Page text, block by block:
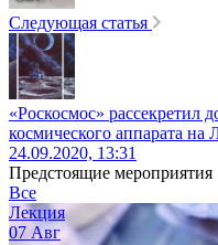
Следующая статья
«Роскосмос» рассекретил
космического аппарата на
24.09.2020, 13:31
Предстоящие мероприятия
Все
Лекция
07 Авг